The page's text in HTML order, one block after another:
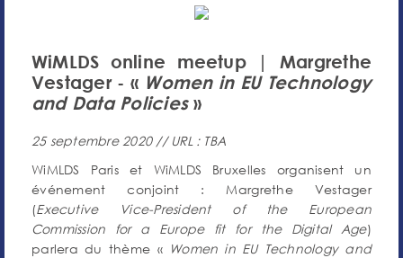
WiMLDS online meetup | Margrethe
Vestager - « Women in EU Technology
and Data Policies»
25 septembre 2020 // URL : TBA
WiMLDS Paris et WiMLDS Bruxelles organisent un
événement conjoint : Margrethe Vestager
(Executive Vice-President of the European
Commission for a Europe fit for the Digital Age)
parlera du thème « Women in EU Technology and